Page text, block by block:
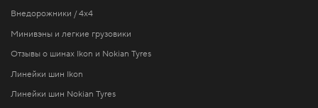
Внедорожники / 4x4
Минивэны и легкие грузовики
Отзывы о шинах Ikon и Nokian Tyres
Линейки шин Ikon
Линейки шин Nokian Tyres